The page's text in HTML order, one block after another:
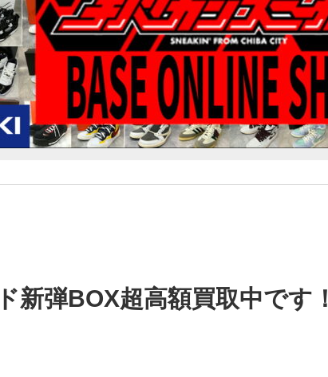
新弾BOX超高額買取中です！